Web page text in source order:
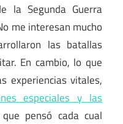
la Segunda Guerra
me interesan mucho
las batallas
En cambio, lo que
experiencias vitales,
especiales y las
pensó cada cual